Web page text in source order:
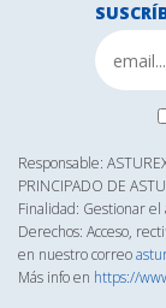
Responsable:
PRINCIPADO DE
Finalidad: Gestionar
Derechos: Acceso,
en nuestro correo
Más info en https://